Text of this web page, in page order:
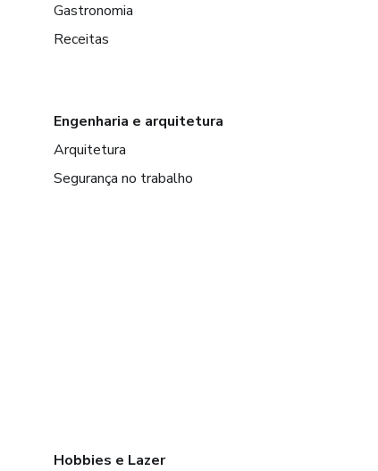
Gastronomia
Receitas
Engenharia e arquitetura
Arquitetura
Segurança no trabalho
Hobbies e Lazer